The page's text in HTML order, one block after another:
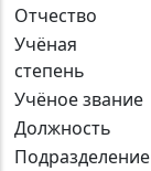
Отчество
Учёная
степень
Учёное звание
Должность
Подразделение